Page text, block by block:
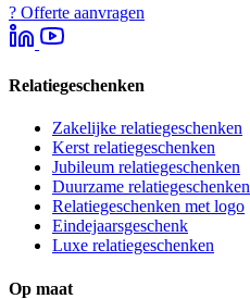
? Offerte aanvragen
Relatiegeschenken
Zakelijke relatiegeschenken
Kerst relatiegeschenken
Jubileum relatiegeschenken
Duurzame relatiegeschenken
Relatiegeschenken met logo
Eindejaarsgeschenk
Luxe relatiegeschenken
Op maat